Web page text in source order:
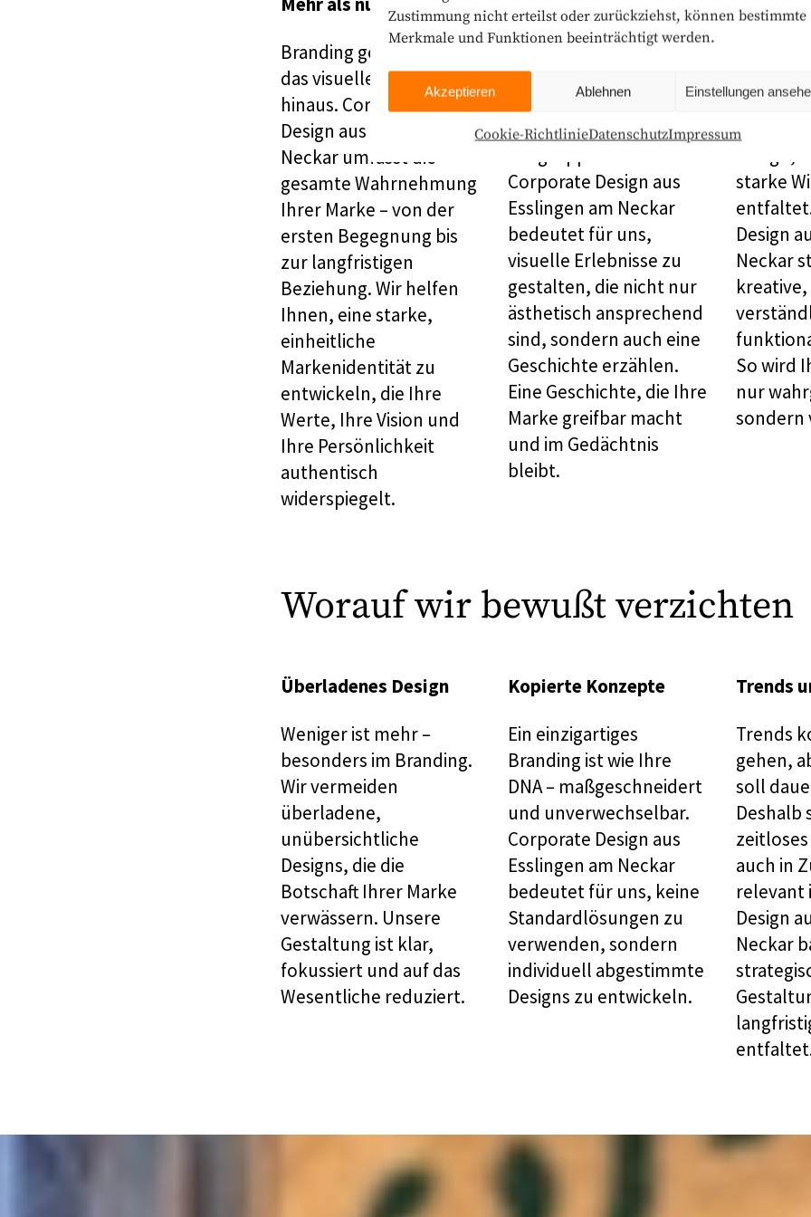
Zustimmung nicht erteilst oder zurückziehst, können bestimmte
Merkmale und Funktionen beeinträchtigt werden.
Akzeptieren Ablehnen Einstellungen
Cookie-RichtlinieDatenschutzImpressum
Branding geht weit über
das visuelle Design
hinaus. Corporate
Design aus Esslingen am
Neckar umfasst die
gesamte Wahrnehmung
Ihrer Marke – von der
ersten Begegnung bis
zur langfristigen
Beziehung. Wir helfen
Ihnen, eine starke,
einheitliche
Markenidentität zu
entwickeln, die Ihre
Werte, Ihre Vision und
Ihre Persönlichkeit
authentisch
widerspiegelt.
Geschichten erzählen
Design ist der Schlüssel,
um eine emotionale
Verbindung zu Ihrer
Corporate Design aus
Esslingen am Neckar
bedeutet für uns,
visuelle Erlebnisse zu
gestalten, die nicht nur
ästhetisch ansprechend
sind, sondern auch eine
Geschichte erzählen.
Eine Geschichte, die Ihre
Marke greifbar macht
und im Gedächtnis
bleibt.
Klarheit
mehr.
klares,
starke
Design
Neckar
So wird
nur
sondern
Worauf wir bewußt verzichten
Überladenes Design
Weniger ist mehr –
besonders im Branding.
Wir vermeiden
überladene,
unübersichtliche
Designs, die die
Botschaft Ihrer Marke
verwässern. Unsere
Gestaltung ist klar,
fokussiert und auf das
Wesentliche reduziert.
Kopierte Konzepte
Ein einzigartiges
Branding ist wie Ihre
DNA – maßgeschneidert
und unverwechselbar.
Corporate Design aus
Esslingen am Neckar
bedeutet für uns, keine
Standardlösungen zu
verwenden, sondern
individuell abgestimmte
Designs zu entwickeln.
Trends
Trends
gehen,
soll
Deshalb
zeitloses
auch in
relevant
Design
Neckar